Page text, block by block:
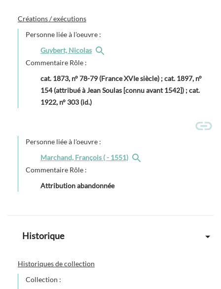
Créations / exécutions
Personne liée à l'oeuvre :
Guybert, Nicolas
Commentaire Rôle :
cat. 1873, n° 78-79 (France XVIe siècle) ; cat. 1897, n°
154 (attribué à Jean Soulas [connu avant 1542]) ; cat.
1922, n° 303 (id.)
Personne liée à l'oeuvre :
Marchand, François ( - 1551)
Commentaire Rôle :
Attribution abandonnée
Historique
Historiques de collection
Collection :